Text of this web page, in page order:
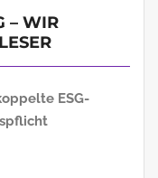
– WIR
ESG-